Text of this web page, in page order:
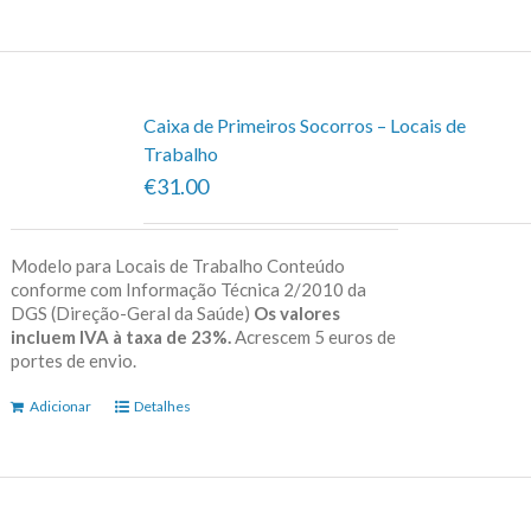
Caixa de Primeiros Socorros – Locais de
Trabalho
€31.00
Modelo para Locais de Trabalho Conteúdo
conforme com Informação Técnica 2/2010 da
DGS (Direção-Geral da Saúde) Os valores
incluem IVA à taxa de 23%. Acrescem 5 euros de
portes de envio.
Adicionar Detalhes